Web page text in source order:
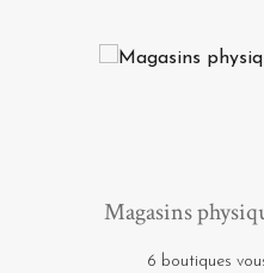
Magasins
6 boutiques